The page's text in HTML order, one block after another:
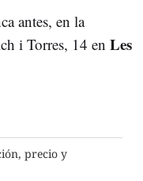
antes, en la
i Torres, 14 en Les
precio y